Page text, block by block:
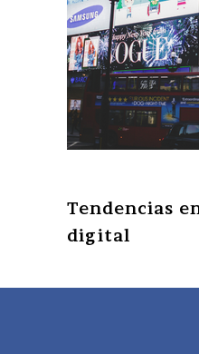
Tendencias
digital